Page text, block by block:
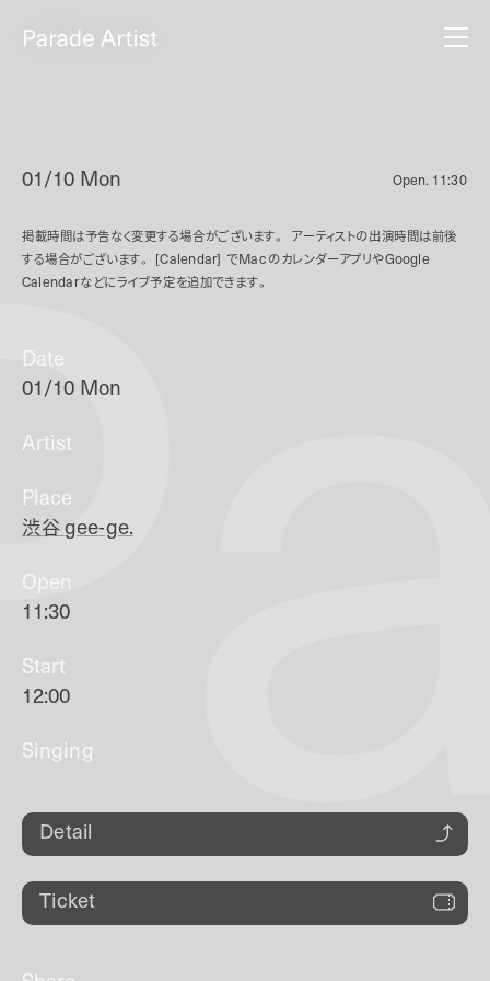
01/10 Mon Open. 11:30
掲載時間は予告なく変更する場合がございます。
アーティストの出演時間は前後
する場合がございます。
[Calendar] でMacのカレンダーアプリやGoogle
Calendarなどにライブ予定を追加できます。
Date
01/10 Mon
Artist
Place
渋谷gee-ge.
Open
11:30
Start
12:00
Singing
Detail
Ticket